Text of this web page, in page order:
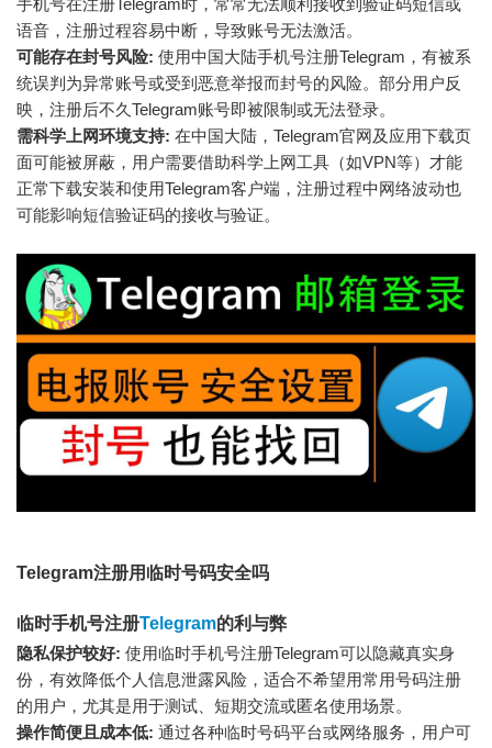
语音，注册过程容易中断，导致账号无法激活。
可能存在封号风险: 使用中国大陆手机号注册Telegram，有被系
统误判为异常账号或受到恶意举报而封号的风险。部分用户反
映，注册后不久Telegram账号即被限制或无法登录。
需科学上网环境支持: 在中国大陆，Telegram官网及应用下载页
面可能被屏蔽，用户需要借助科学上网工具（如VPN等）才能
正常下载安装和使用Telegram客户端，注册过程中网络波动也
可能影响短信验证码的接收与验证。
Telegram注册用临时号码安全吗
临时手机号注册Telegram的利与弊
隐私保护较好: 使用临时手机号注册Telegram可以隐藏真实身
份，有效降低个人信息泄露风险，适合不希望用常用号码注册
的用户，尤其是用于测试、短期交流或匿名使用场景。
操作简便且成本低: 通过各种临时号码平台或网络服务，用户可